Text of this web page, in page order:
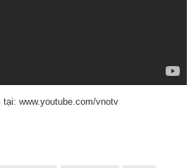
tại: www.youtube.com/vnotv